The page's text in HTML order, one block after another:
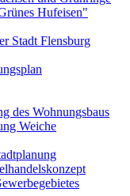
Hufeisen"
Stadt Flensburg
des Wohnungsbaus
Weiche